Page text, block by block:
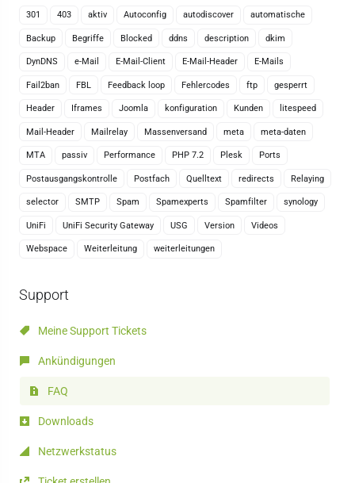
301 403 aktiv Autoconfig autodiscover automatische
Backup Begriffe Blocked ddns description dkim
DynDNS e-Mail E-Mail-Client E-Mail-Header E-Mails
Fail2ban FBL Feedback loop Fehlercodes ftp gesperrt
Header Iframes Joomla konfiguration Kunden litespeed
Mail-Header Mailrelay Massenversand meta meta-daten
MTA passiv Performance PHP 7.2 Plesk Ports
Postausgangskontrolle Postfach Quelltext redirects Relaying
selector SMTP Spam Spamexperts Spamfilter synology
UniFi UniFi Security Gateway USG Version Videos
Webspace Weiterleitung weiterleitungen
Support
Meine Support Tickets
Ankündigungen
FAQ
Downloads
Netzwerkstatus